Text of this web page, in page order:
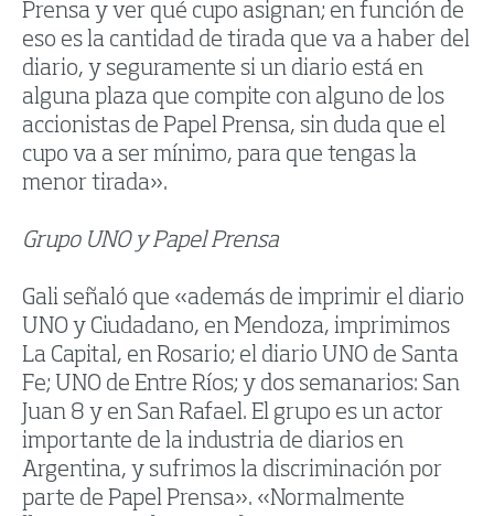
Prensa y ver qué cupo asignan; en función de
eso es la cantidad de tirada que va a haber del
diario, y seguramente si un diario está en
alguna plaza que compite con alguno de los
accionistas de Papel Prensa, sin duda que el
cupo va a ser mínimo, para que tengas la
menor tirada».
Grupo UNO y Papel Prensa
Gali señaló que «además de imprimir el diario
UNO y Ciudadano, en Mendoza, imprimimos
La Capital, en Rosario; el diario UNO de Santa
Fe; UNO de Entre Ríos; y dos semanarios: San
Juan 8 y en San Rafael. El grupo es un actor
importante de la industria de diarios en
Argentina, y sufrimos la discriminación por
parte de Papel Prensa». «Normalmente